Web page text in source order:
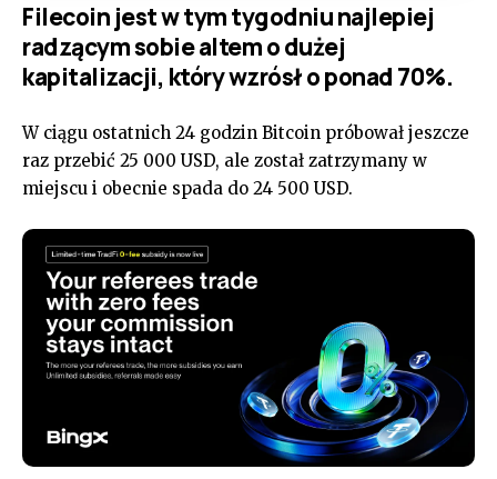
Filecoin jest w tym tygodniu najlepiej
radzącym sobie altem o dużej
kapitalizacji, który wzrósł o ponad 70%.
W ciągu ostatnich 24 godzin Bitcoin próbował jeszcze
raz przebić 25 000 USD, ale został zatrzymany w
miejscu i obecnie spada do 24 500 USD.